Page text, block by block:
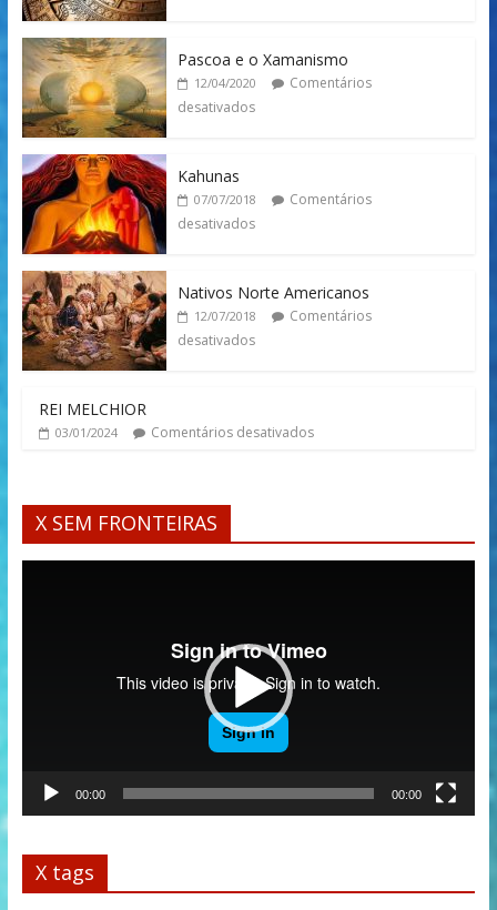
Pascoa e o Xamanismo
12/04/2020
Comentários
desativados
Kahunas
07/07/2018
Comentários
desativados
Nativos Norte Americanos
12/07/2018
Comentários
desativados
REI MELCHIOR
03/01/2024 Comentários desativados
X SEM FRONTEIRAS
00:00 00:00
X tags